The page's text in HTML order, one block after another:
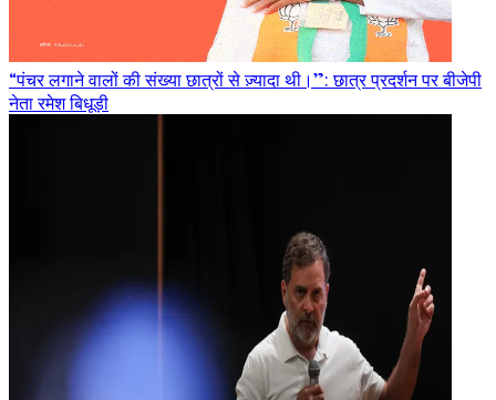
“पंचर लगाने वालों की संख्या छात्रों से ज़्यादा थी।”: छात्र प्रदर्शन पर बीजेपी
नेता रमेश बिधूड़ी